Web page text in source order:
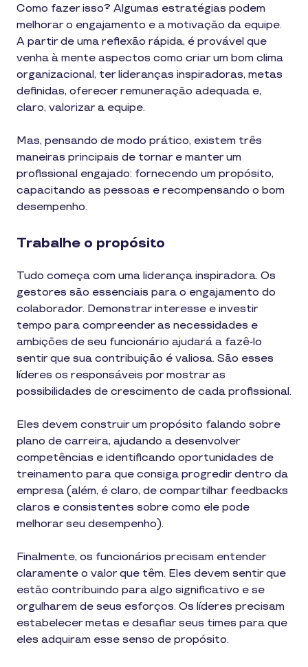
Como fazer isso? Algumas estratégias podem
melhorar o engajamento e a motivação da equipe.
A partir de uma reflexão rápida, é provável que
venha à mente aspectos como criar um bom clima
organizacional, ter lideranças inspiradoras, metas
definidas, oferecer remuneração adequada e,
claro, valorizar a equipe.
Mas, pensando de modo prático, existem três
maneiras principais de tornar e manter um
profissional engajado: fornecendo um propósito,
capacitando as pessoas e recompensando o bom
desempenho.
Trabalhe o propósito
Tudo começa com uma liderança inspiradora. Os
gestores são essenciais para o engajamento do
colaborador. Demonstrar interesse e investir
tempo para compreender as necessidades e
ambições de seu funcionário ajudará a fazê-lo
sentir que sua contribuição é valiosa. São esses
líderes os responsáveis por mostrar as
possibilidades de crescimento de cada profissional.
Eles devem construir um propósito falando sobre
plano de carreira, ajudando a desenvolver
competências e identificando oportunidades de
treinamento para que consiga progredir dentro da
empresa (além, é claro, de compartilhar feedbacks
claros e consistentes sobre como ele pode
melhorar seu desempenho).
Finalmente, os funcionários precisam entender
claramente o valor que têm. Eles devem sentir que
estão contribuindo para algo significativo e se
orgulharem de seus esforços. Os líderes precisam
estabelecer metas e desafiar seus times para que
eles adquiram esse senso de propósito.